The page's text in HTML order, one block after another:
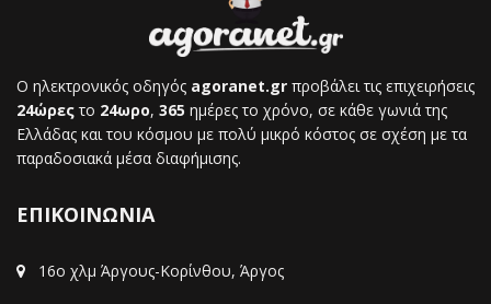
Ο ηλεκτρονικός οδηγός agoranet.gr προβάλει τις επιχειρήσεις
24ώρεςτο 24ωρο, 365 ημέρες το χρόνο, σε κάθε γωνιά της
Ελλάδας και του κόσμου με πολύ μικρό κόστος σε σχέση με τα
παραδοσιακά μέσα διαφήμισης.
ΕΠΙΚΟΙΝΩΝΙΑ
16ο χλμ Άργους-Κορίνθου, Άργος